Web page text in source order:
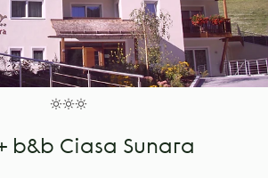
b&b Ciasa Sunara